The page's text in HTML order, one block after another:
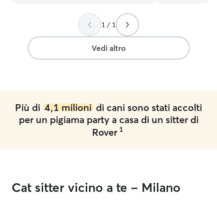
every day, which was incredibly
reassuring and comforting, especially
when being away for a few days. We are
extremely happy with the care she
provides and would not hesitate to use
1 / 1
Vedi altro
Più di 4,1 milioni di cani sono stati accolti
per un pigiama party a casa di un sitter di
Rover 1
Cat sitter vicino a te - Milano